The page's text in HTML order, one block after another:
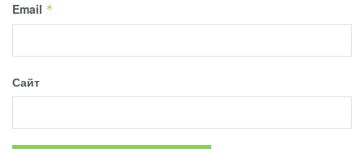
Email *
Сайт